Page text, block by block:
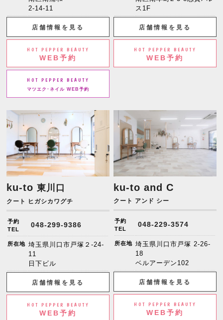
2-14-11
店舗情報を見る
HOT PEPPER BEAUTY
WEB予約
HOT PEPPER BEAUTY
マツエク･ネイル WEB予約
ス1F
店舗情報を見る
HOT PEPPER BEAUTY
WEB予約
ku-to東川口
クート ヒガシカワグチ
予約
TEL
048-299-9386
所在地 埼玉県川口市戸塚２-24-
11
日下ビル
店舗情報を見る
HOT PEPPER BEAUTY
WEB予約
ku-to and C
クート アンド シー
予約
TEL
048-229-3574
所在地 埼玉県川口市戸塚 2-26-
18
ベルアーデン102
店舗情報を見る
HOT PEPPER BEAUTY
WEB予約